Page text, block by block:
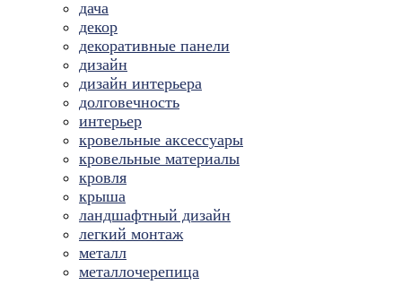
дача
декор
декоративные панели
дизайн
дизайн интерьера
долговечность
интерьер
кровельные аксессуары
кровельные материалы
кровля
крыша
ландшафтный дизайн
легкий монтаж
металл
металлочерепица